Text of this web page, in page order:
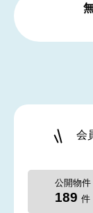
会
公開物件
189 件